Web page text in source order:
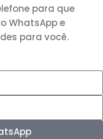
para que
WhatsApp e
para você.